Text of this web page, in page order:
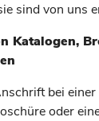
sind von uns
Katalogen,
bei einer
oder